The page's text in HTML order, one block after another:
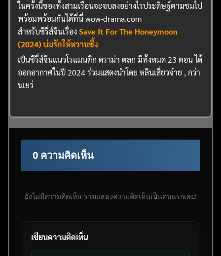
ในครั้งนี้ของทั้งสามเรือนจะจบลงอย่างไรประดิษฐ์ตามชมไป
พร้อมพร้อมกันได้ที่นี่ wow-drama.com
สำหรับซีรี่ส์จีนเรื่องSave It For The Honeymoon
(2024) บ่มรักให้หวานซึ้ง
เป็นซีรี่ส์จีนแนวโรแมนติก ดราม่า ตลก มีทั้งหมด 23 ตอน ได้
ออกอากาศในปี 2024 ร่วมแสดงนำโดย หลินเสี่ยวจ๋าย , กว่า
นเยว่
0 ความคิดเห็น
ยังไม่มีความคิดเห็น ร่วมแสดงความคิดเห็นเป็นคนแรกเลย!
เขียนความคิดเห็น